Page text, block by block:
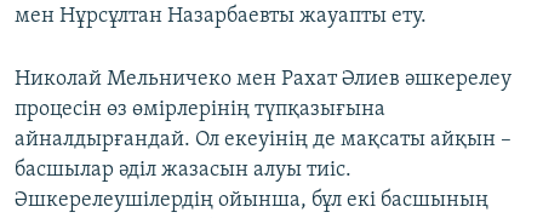
мен Нұрсұлтан Назарбаевты жауапты ету.
Николай Мельничеко мен Рахат Әлиев әшкерелеу
процесін өз өмірлерінің түпқазығына
айналдырғандай. Ол екеуінің де мақсаты айқын –
басшылар әділ жазасын алуы тиіс.
Әшкерелеушілердің ойынша, бұл екі басшының